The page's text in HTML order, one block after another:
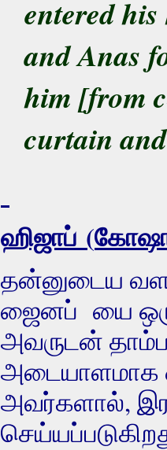
entered
and Anas
him [from
curtain
ஹிஜாப் (
தன்னுடைய
ஜைனப் யை
அவருடன்
அடையாளமாக
அவர்களால்,